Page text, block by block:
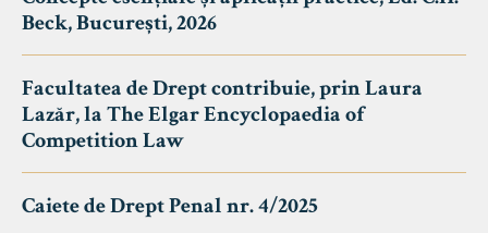
Beck, București, 2026
Facultatea de Drept contribuie, prin Laura
Lazăr, la The Elgar Encyclopaedia of
Competition Law
Caiete de Drept Penal nr. 4/2025